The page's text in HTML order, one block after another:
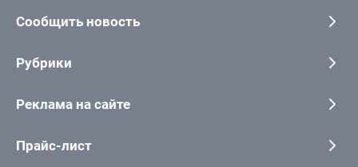
Сообщить новость
Рубрики
Реклама на сайте
Прайс-лист